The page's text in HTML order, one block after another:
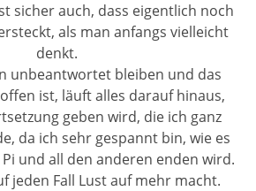
sicher auch, dass eigentlich noch
als man anfangs vielleicht
denkt.
unbeantwortet bleiben und das
ist, läuft alles darauf hinaus,
geben wird, die ich ganz
da ich sehr gespannt bin, wie es
und all den anderen enden wird.
jeden Fall Lust auf mehr macht.